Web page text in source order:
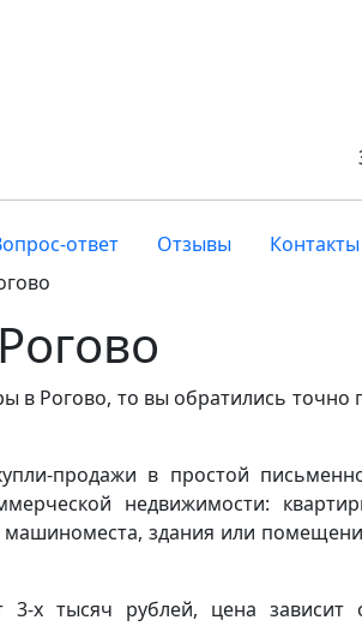
ответ Отзывы Контакты
в Рогово, то вы обратились точно
продажи в простой
недвижимости:
машиноместа, здания или
3-х тысяч рублей, цена зависит